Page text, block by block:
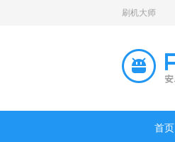
刷机大师
首页